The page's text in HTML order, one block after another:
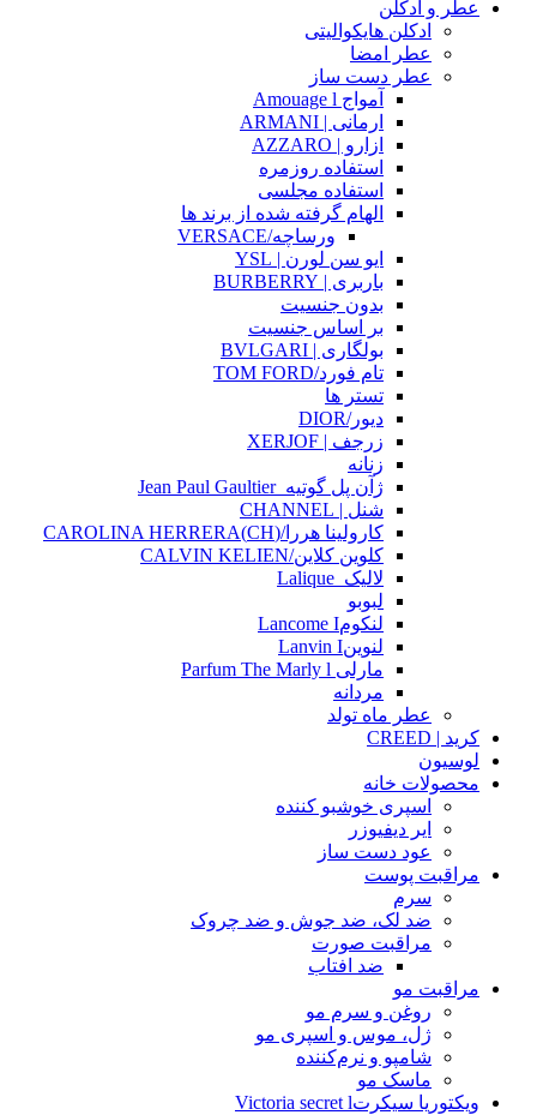
عطر و ادکلن
ادکلن هایکوالیتی
عطر امضا
عطر دست ساز
آمواج Amouage l
ارمانی | ARMANI
ازارو | AZZARO
استفاده روزمره
استفاده مجلسی
الهام گرفته شده از برند ها
ورساچه/VERSACE
ایو سن لورن | YSL
باربری | BURBERRY
بدون جنسیت
بر اساس جنسیت
بولگاری | BVLGARI
تام فورد/TOM FORD
تستر ها
دیور/DIOR
زرجف | XERJOF
زنانه
ژآن پل گوتیه_Jean Paul Gaultier
شنل | CHANNEL
کارولینا هررا/(CH)CAROLINA HERRERA
کلوین کلاین/CALVIN KELIEN
لالیک_Lalique
لبوبو
لنکومLancome I
لنوینLanvin I
مارلی Parfum The Marly l
مردانه
عطر ماه تولد
کرید | CREED
لوسیون
محصولات خانه
اسپری خوشبو کننده
ایر دیفیوزر
عود دست ساز
مراقبت پوست
سرم
ضد لک، ضد جوش و ضد چروک
مراقبت صورت
ضد افتاب
مراقبت مو
روغن و سرم مو
ژل، موس و اسپری مو
شامپو و نرم‌کننده
ماسک مو
ویکتوریا سیکرتVictoria secret l